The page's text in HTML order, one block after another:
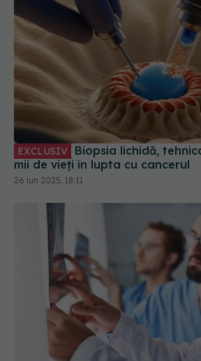
EXCLUSIV
mii de vieți în lupta cu cancerul
26 iun 2025, 18:11
EXCLUSIV
Radiografia sistemului medical. Ce
vrea ministerul și care sunt
medicale
20 sep 2025, 14:44